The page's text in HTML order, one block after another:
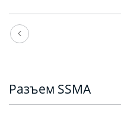
Разъем SSMA